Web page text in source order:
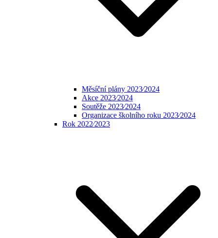
Měsíční plány 2023⁄2024
Akce 2023⁄2024
Soutěže 2023⁄2024
Organizace školního roku 2023⁄2024
Rok 2022⁄2023